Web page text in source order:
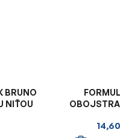
BRUNO
NIŤOU